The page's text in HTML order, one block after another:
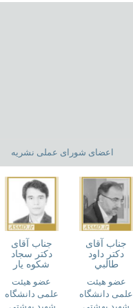
اعضای شورای عملی نشریه
جناب آقای
دکتر سجاد
شكوه يار
عضو هیئت
علمی دانشگاه
جناب آقای
دکتر داود
طالبي
عضو هیئت
علمی دانشگاه